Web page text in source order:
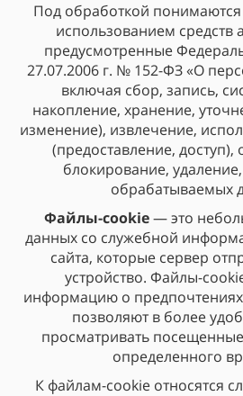
Под обработкой
использованием средств
предусмотренные
27.07.2006 г. № 152-ФЗ «О
включая сбор, запись,
накопление, хранение,
изменение), извлечение,
(предоставление, доступ),
блокирование,
обрабатываемых
Файлы-cookie— это
данных со служебной
сайта, которые сервер
устройство. Файлы-
информацию о предпочтениях
позволяют в более
просматривать
определенного
К файлам-cookie относятся